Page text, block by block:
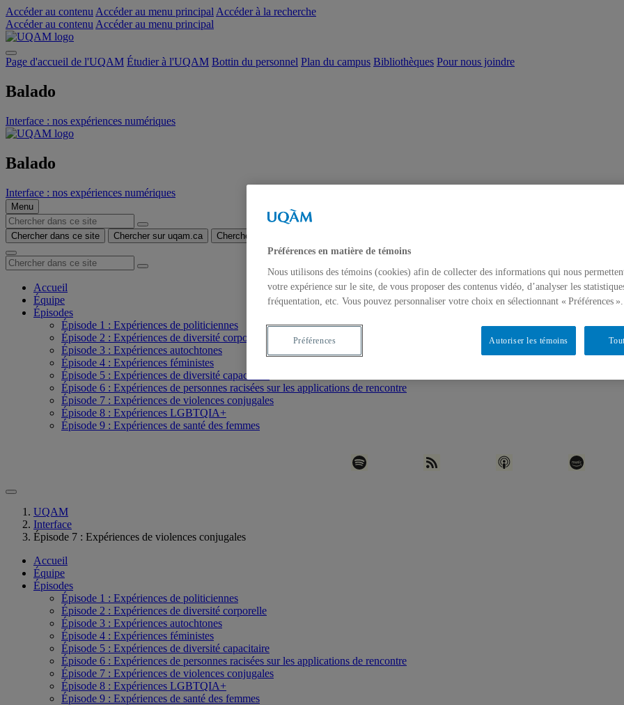
Accéder au contenu Accéder au menu principal Accéder à la recherche
Accéder au contenu Accéder au menu principal
Page d'accueil de l'UQAM Étudier à l'UQAM Bottin du personnel Plan du campus Bibliothèques Pour nous joindre
Balado
Interface : nos expériences numériques
Balado
Interface : nos expériences numériques
Menu
Chercher dans ce site Chercher sur uqam.ca Chercher sur le web
Accueil
Équipe
Épisodes
Épisode 1 : Expériences de politiciennes
Épisode 2 : Expériences de diversité corporelle
Épisode 3 : Expériences autochtones
Épisode 4 : Expériences féministes
Épisode 5 : Expériences de diversité capacitaire
Épisode 6 : Expériences de personnes racisées sur les applications de rencontre
Épisode 7 : Expériences de violences conjugales
Épisode 8 : Expériences LGBTQIA+
Épisode 9 : Expériences de santé des femmes
UQAM
Interface
Épisode 7 : Expériences de violences conjugales
Accueil
Équipe
Épisodes
Épisode 1 : Expériences de politiciennes
Épisode 2 : Expériences de diversité corporelle
Épisode 3 : Expériences autochtones
Épisode 4 : Expériences féministes
Épisode 5 : Expériences de diversité capacitaire
Épisode 6 : Expériences de personnes racisées sur les applications de rencontre
Épisode 7 : Expériences de violences conjugales
Épisode 8 : Expériences LGBTQIA+
Épisode 9 : Expériences de santé des femmes
Préférences en matière de témoins
Nous utilisons des témoins (cookies) afin de collecter des informations qui nous
votre expérience sur le site, de vous proposer des contenus vidéo, d’analyser les
fréquentation, etc. Vous pouvez personnaliser votre choix en sélectionnant « Préférences ».
Autoriser les témoins
Préférences